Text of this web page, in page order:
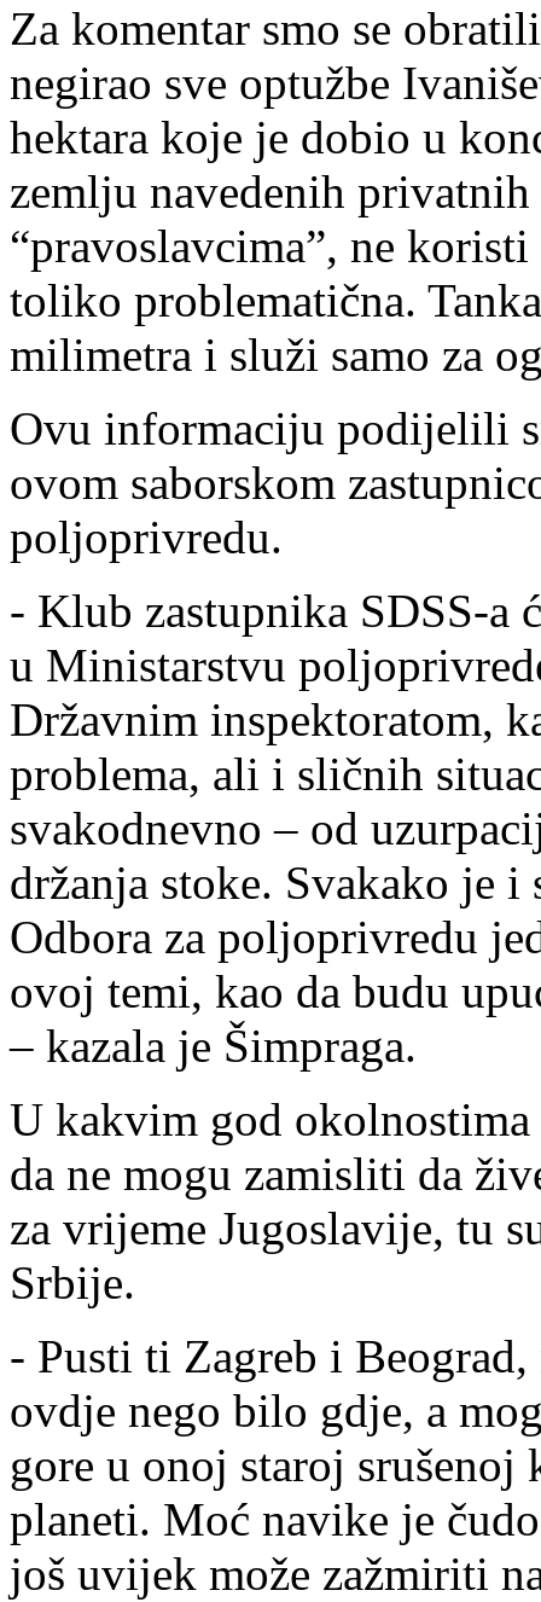
Za komentar smo se
negirao sve optužbe
hektara koje je dobio u
zemlju navedenih
“pravoslavcima”, ne
toliko problematična.
milimetra i služi samo za
Ovu informaciju podijelili
ovom saborskom
poljoprivredu.
- Klub zastupnika SDSS-a
u Ministarstvu
Državnim inspektoratom,
problema, ali i sličnih
svakodnevno – od
držanja stoke. Svakako je i
Odbora za poljoprivredu
ovoj temi, kao da budu
– kazala je Šimpraga.
U kakvim god
da ne mogu zamisliti da
za vrijeme Jugoslavije, tu
Srbije.
- Pusti ti Zagreb i
ovdje nego bilo gdje, a
gore u onoj staroj
planeti. Moć navike je
još uvijek može zažmiriti